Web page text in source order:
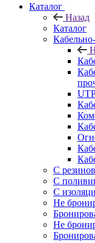
Каталог
Назад
Каталог
С
С
С
Не
Не